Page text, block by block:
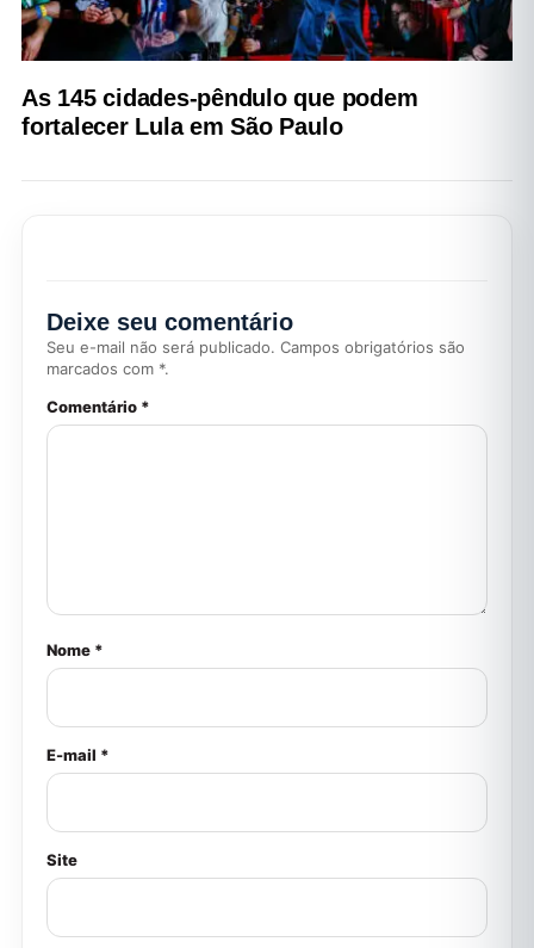
As 145 cidades-pêndulo que podem
fortalecer Lula em São Paulo
Deixe seu comentário
Seu e-mail não será publicado. Campos obrigatórios são
marcados com *.
Comentário *
Nome *
E-mail *
Site